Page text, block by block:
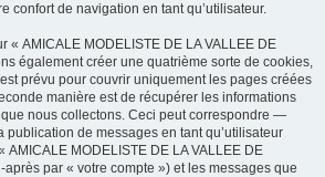
confort de navigation en tant qu’utilisateur.
« AMICALE MODELISTE DE LA VALLEE DE
également créer une quatrième sorte de cookies,
prévu pour couvrir uniquement les pages créées
manière est de récupérer les informations
nous collectons. Ceci peut correspondre —
publication de messages en tant qu’utilisateur
AMICALE MODELISTE DE LA VALLEE DE
après par « votre compte ») et les messages que